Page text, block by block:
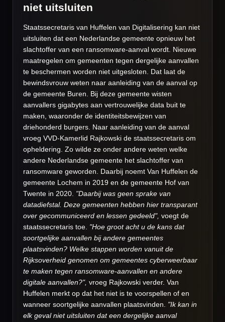
niet uitsluiten
Staatssecretaris van Huffelen van Digitalisering kan niet
uitsluiten dat een Nederlandse gemeente opnieuw het
slachtoffer van een ransomware-aanval wordt. Nieuwe
maatregelen om gemeenten tegen dergelijke aanvallen
te beschermen worden niet uitgesloten. Dat laat de
bewindsvrouw weten naar aanleiding van de aanval op
de gemeente Buren. Bij deze gemeente wisten
aanvallers gigabytes aan vertrouwelijke data buit te
maken, waaronder de identiteitsbewijzen van
driehonderd burgers. Naar aanleiding van de aanval
vroeg VVD-Kamerlid Rajkowski de staatssecretaris om
opheldering. Zo wilde ze onder andere weten welke
andere Nederlandse gemeente het slachtoffer van
ransomware geworden. Daarbij noemt Van Huffelen de
gemeente Lochem in 2019 en de gemeente Hof van
Twente in 2020. "Daarbij was geen sprake van
datadiefstal. Deze gemeenten hebben hier transparant
over gecommuniceerd en lessen gedeeld", voegt de
staatssecretaris toe. "Hoe groot acht u de kans dat
soortgelijke aanvallen bij andere gemeentes
plaatsvinden? Welke stappen worden vanuit de
Rijksoverheid genomen om gemeentes cyberweerbaar
te maken tegen ransomware-aanvallen en andere
digitale aanvallen?", vroeg Rajkowski verder. Van
Huffelen merkt op dat het niet is te voorspellen of en
wanneer soortgelijke aanvallen plaatsvinden. "Ik kan in
elk geval niet uitsluiten dat een dergelijke aanval